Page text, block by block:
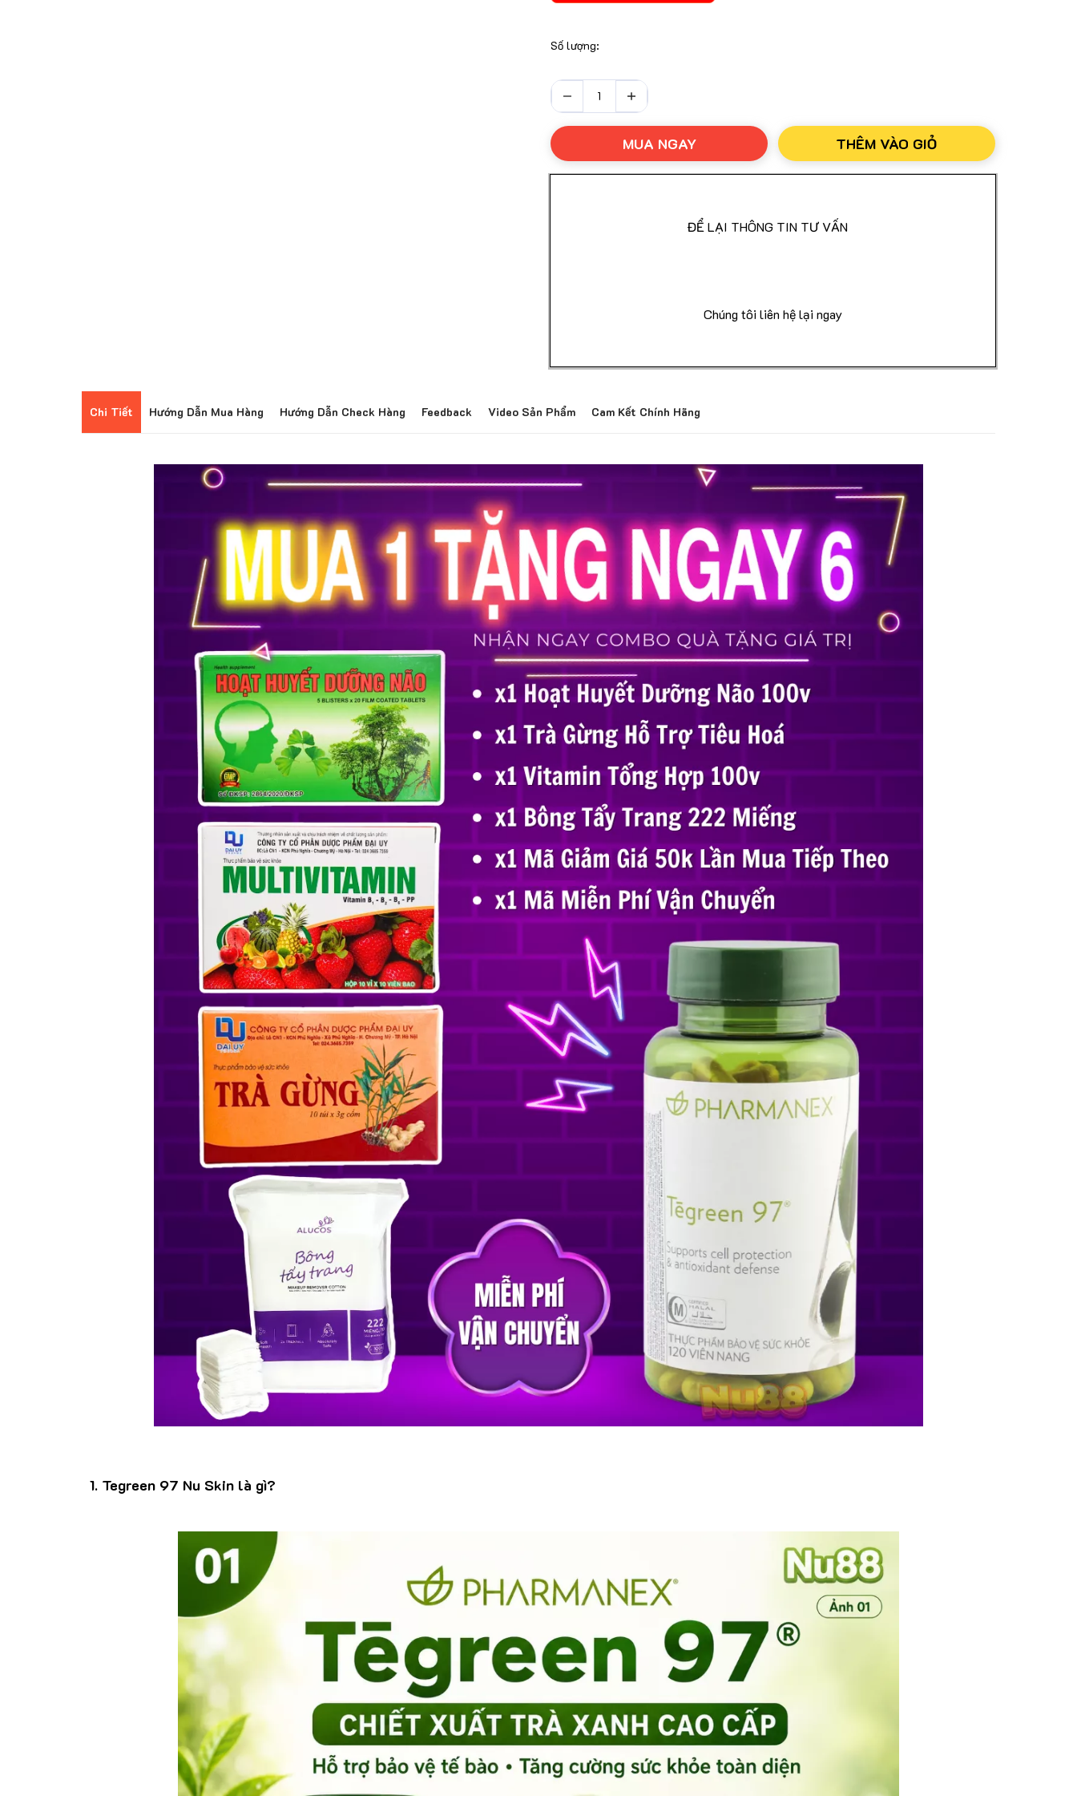
Số lượng:
MUA NGAY THÊM VÀO GIỎ
Nhãn Phụ Theo Quy Định Của Bộ Công An
Cam Kết Hạn Sử Dụng Dài Nhất Từ Công Ty Nuskin
Giá Tốt Nhất Thị Trường
Bảo Mật Thông Tin Khách Hàng
Nhiều Chương Trình Ưu Đãi
Phát Hiện Hàng Giả Đền 300%
ĐỂ LẠI THÔNG TIN TƯ VẤN
Chúng tôi liên hệ lại ngay
Chi Tiết Hướng Dẫn Mua Hàng Hướng Dẫn Check Hàng Feedback Video Sản Phẩm Cam Kết Chính Hãng
1. Tegreen 97 Nu Skin là gì?